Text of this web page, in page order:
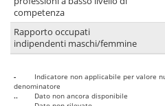
competenza
Rapporto occupati
indipendenti maschi/femmine
-
Indicatore non applicabile per valore
denominatore
..
Dato non ancora disponibile